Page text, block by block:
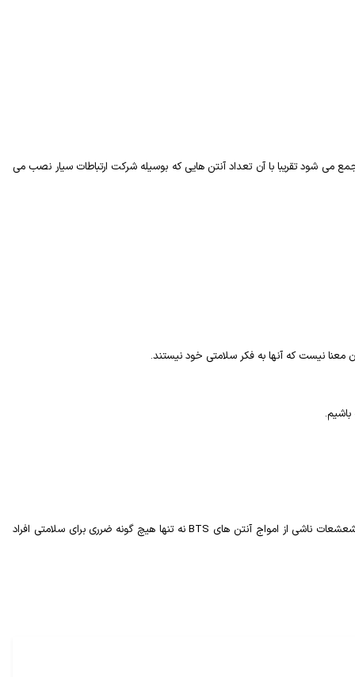
شود تقریبا با آن تعداد آنتن هایی که بوسیله شرکت ارتباطات سیار نصب می
ناشی از امواج آنتن های BTSنه تنها هیچ گونه ضرری برای سلامتی افراد